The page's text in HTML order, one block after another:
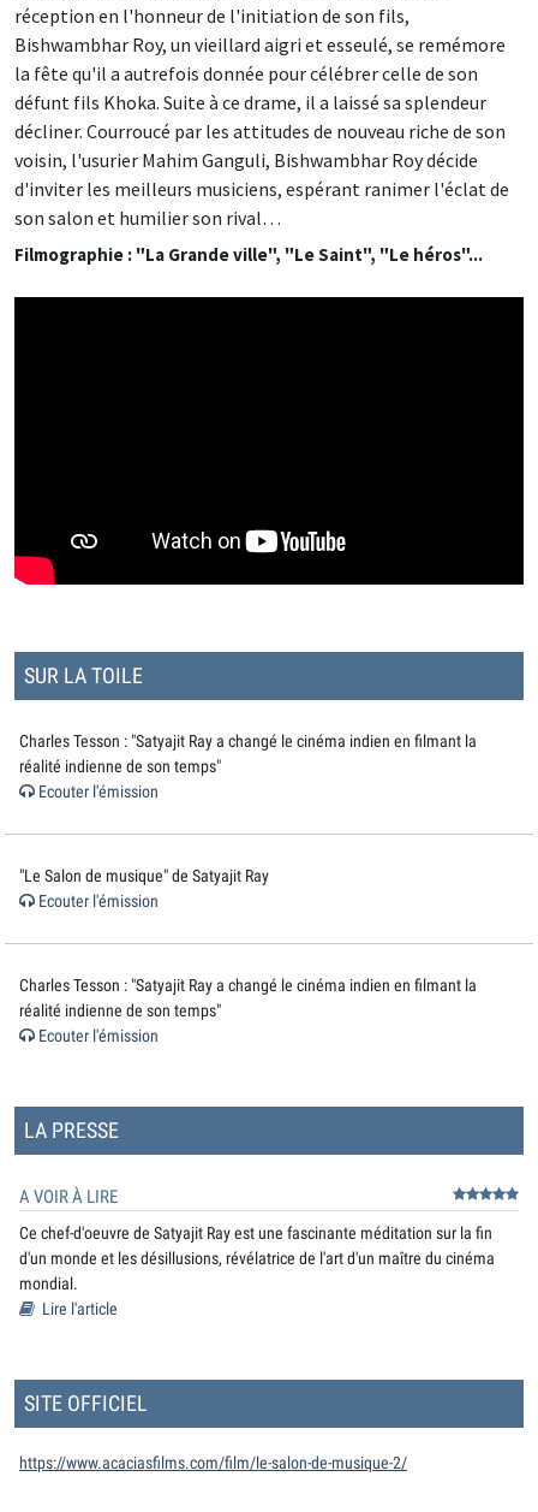
réception en l'honneur de l'initiation de son fils,
Bishwambhar Roy, un vieillard aigri et esseulé, se remémore
la fête qu'il a autrefois donnée pour célébrer celle de son
défunt fils Khoka. Suite à ce drame, il a laissé sa splendeur
décliner. Courroucé par les attitudes de nouveau riche de son
voisin, l'usurier Mahim Ganguli, Bishwambhar Roy décide
d'inviter les meilleurs musiciens, espérant ranimer l'éclat de
son salon et humilier son rival…
Filmographie : "La Grande ville", "Le Saint", "Le héros"...
SUR LA TOILE
Charles Tesson : "Satyajit Ray a changé le cinéma indien en filmant la
réalité indienne de son temps"
Ecouter l'émission
"Le Salon de musique" de Satyajit Ray
Ecouter l'émission
Charles Tesson : "Satyajit Ray a changé le cinéma indien en filmant la
réalité indienne de son temps"
Ecouter l'émission
LA PRESSE
A VOIR À LIRE
Ce chef-d'oeuvre de Satyajit Ray est une fascinante méditation sur la fin
d'un monde et les désillusions, révélatrice de l'art d'un maître du cinéma
mondial.
Lire l'article
SITE OFFICIEL
https://www.acaciasfilms.com/film/le-salon-de-musique-2/